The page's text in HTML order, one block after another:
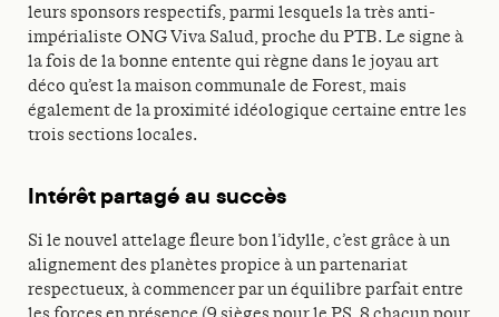
leurs sponsors respectifs, parmi lesquels la très anti-
impérialiste ONG Viva Salud, proche du PTB. Le signe à
la fois de la bonne entente qui règne dans le joyau art
déco qu’est la maison communale de Forest, mais
également de la proximité idéologique certaine entre les
trois sections locales.
Intérêt partagé au succès
Si le nouvel attelage fleure bon l’idylle, c’est grâce à un
alignement des planètes propice à un partenariat
respectueux, à commencer par un équilibre parfait entre